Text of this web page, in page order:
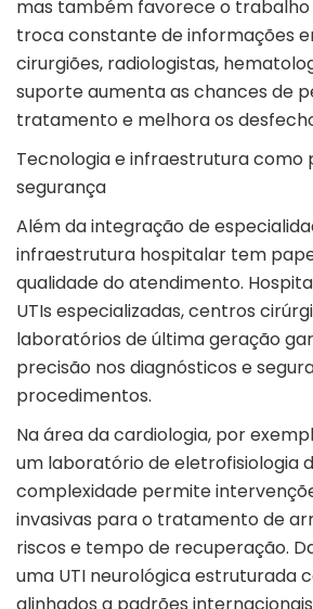
mas também favorece o trabalho
troca constante de informações
cirurgiões, radiologistas,
suporte aumenta as chances de
tratamento e melhora os
Tecnologia e infraestrutura como
segurança
Além da integração de
infraestrutura hospitalar tem
qualidade do atendimento.
UTIs especializadas, centros
laboratórios de última geração
precisão nos diagnósticos e
procedimentos.
Na área da cardiologia, por
um laboratório de eletrofisiologia
complexidade permite
invasivas para o tratamento de
riscos e tempo de recuperação.
uma UTI neurológica estruturada